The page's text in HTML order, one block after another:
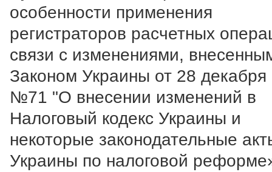
особенности применения
регистраторов расчетных
связи с изменениями,
Законом Украины от 28 декабря
№71 "О внесении изменений в
Налоговый кодекс Украины и
некоторые законодательные
Украины по налоговой